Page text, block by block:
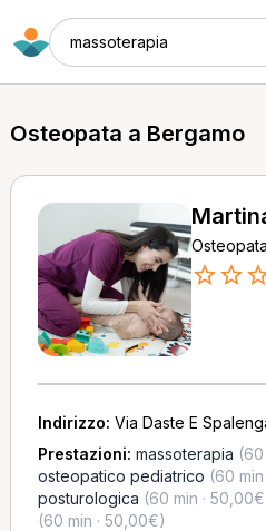
massoterapia
Osteopata a Bergamo
Indirizzo: Via Daste E
Prestazioni: massoterapia
osteopatico pediatrico (60
posturologica (60 min ·
(60 min · 50,00€)